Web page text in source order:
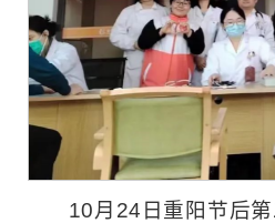
10月24日重阳节后